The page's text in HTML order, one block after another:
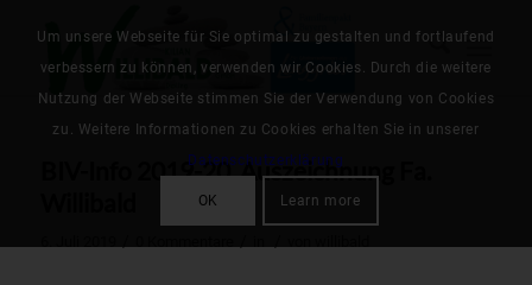
BIV-Info 2019-20_Auszeichnung Fa.
Um unsere Webseite für Sie optimal zu gestalten und fortlaufend
verbessern zu können, verwenden wir Cookies. Durch die weitere
Nutzung der Webseite stimmen Sie der Verwendung von Cookies
zu. Weitere Informationen zu Cookies erhalten Sie in unserer
Datenschutzerklärung
OK Learn more